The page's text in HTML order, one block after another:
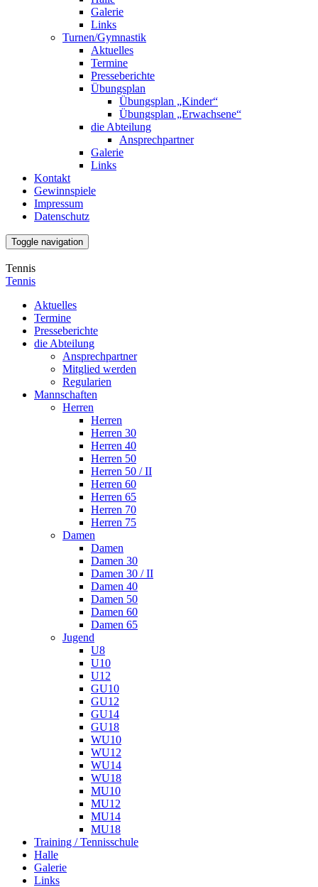
Galerie
Links
Turnen/Gymnastik
Aktuelles
Termine
Presseberichte
Übungsplan
Übungsplan „Kinder“
Übungsplan „Erwachsene“
die Abteilung
Ansprechpartner
Galerie
Links
Kontakt
Gewinnspiele
Impressum
Datenschutz
Toggle navigation
Tennis
Tennis
Aktuelles
Termine
Presseberichte
die Abteilung
Ansprechpartner
Mitglied werden
Regularien
Mannschaften
Herren
Herren
Herren 30
Herren 40
Herren 50
Herren 50 / II
Herren 60
Herren 65
Herren 70
Herren 75
Damen
Damen
Damen 30
Damen 30 / II
Damen 40
Damen 50
Damen 60
Damen 65
Jugend
U8
U10
U12
GU10
GU12
GU14
GU18
WU10
WU12
WU14
WU18
MU10
MU12
MU14
MU18
Training / Tennisschule
Halle
Galerie
Links